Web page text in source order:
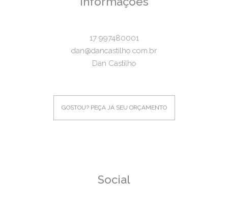
17 997480001
dan@dancastilho.com.br
Dan Castilho
GOSTOU? PEÇA JÁ SEU ORÇAMENTO
Social